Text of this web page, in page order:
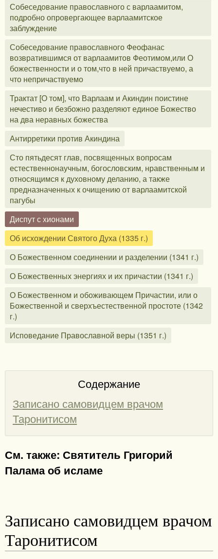
Собеседование православного с варлаамитом,
подробно опровергающее варлаамитское
заблуждение
Собеседование православного Феофанас
возвратившимся от варлаамитов Феотимом,или О
божественности и о том,что в ней причаствуемо, а
что непричаствуемо
Трактат [О том], что Варлаам и Акиндин поистине
нечестиво и безбожно разделяют единое Божество
на два неравных божества
Антирретики против Акиндина
Сто пятьдесят глав, посвященных вопросам
естественнонаучным, богословским, нравственным и
относящимся к духовному деланию, а также
предназначенных к очищению от варлаамитской
пагубы
Диспут с хионами
Об исхождении Святого Духа (1335 г.)
О Божественном соединении и разделении (1341 г.)
О Божественных энергиях и их причастии (1341 г.)
О Божественном и обоживающем Причастии, или о
Божественной и сверхъестественной простоте (1342
г.)
Исповедание Православной веры (1351 г.)
Содержание
Записано самовидцем врачом
Таронитисом
См. также: Святитель Григорий
Палама об исламе
Записано самовидцем врачом
Таронитисом